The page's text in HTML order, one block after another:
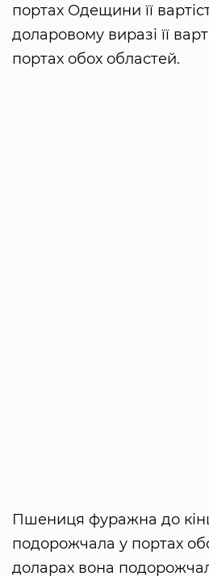
портах Одещини її
доларовому виразі її
портах обох областей.
Пшениця фуражна до
подорожчала у портах
доларах вона